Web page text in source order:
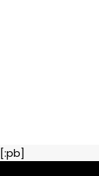
[:pb]